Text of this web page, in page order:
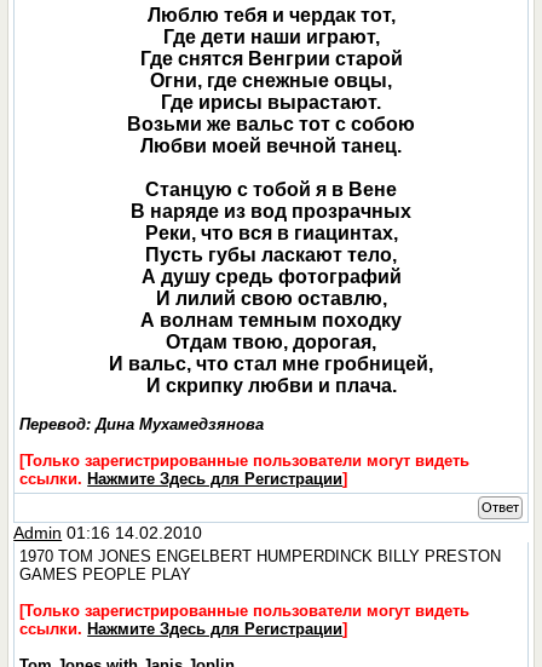
Люблю тебя и чердак тот,
Где дети наши играют,
Где снятся Венгрии старой
Огни, где снежные овцы,
Где ирисы вырастают.
Возьми же вальс тот с собою
Любви моей вечной танец.
Станцую с тобой я в Вене
В наряде из вод прозрачных
Реки, что вся в гиацинтах,
Пусть губы ласкают тело,
А душу средь фотографий
И лилий свою оставлю,
А волнам темным походку
Отдам твою, дорогая,
И вальс, что стал мне гробницей,
И скрипку любви и плача.
Перевод: Дина Мухамедзянова
[Только зарегистрированные пользователи могут видеть
ссылки. Нажмите Здесь для Регистрации]
Ответ
Admin 01:16 14.02.2010
1970 TOM JONES ENGELBERT HUMPERDINCK BILLY PRESTON
GAMES PEOPLE PLAY
[Только зарегистрированные пользователи могут видеть
ссылки. Нажмите Здесь для Регистрации]